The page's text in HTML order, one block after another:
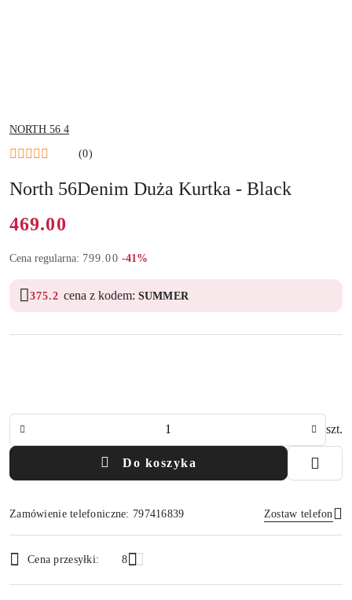
NAZWA
PRODUCENTA:
NORTH 56 4
(0)
North 56Denim Duża Kurtka - Black
Cena:
469.00
Cena regularna: 799.00 Rabat:
-41%
375.2 cena z kodem: SUMMER
szt.
Do koszyka
Zamówienie telefoniczne: 797416839 Zostaw telefon
Wyślij
i
dostawa
Cena przesyłki: 8